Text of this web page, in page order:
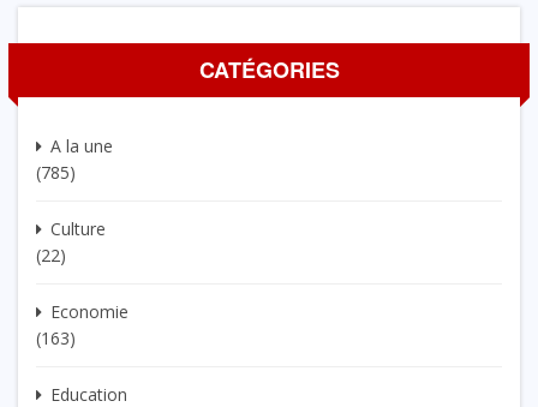
CATÉGORIES
A la une
(785)
Culture
(22)
Economie
(163)
Education